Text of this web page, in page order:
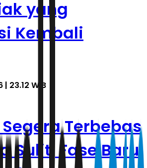
yang
Kembali
23.12 WIB
Terbebas
Sulit, Fase Baru